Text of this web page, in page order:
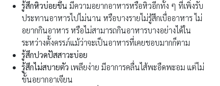
รู้สึกหิวบ่อยขึ้น มีความอยากอาหารหรือหิวอีกทั้ง ๆ ที่เพิ่งรับ
ประทานอาหารไปไม่นาน หรือบางรายไม่รู้สึกเบื่ออาหาร ไม่
อยากกินอาหาร หรือไม่สามารถกินอาหารบางอย่างได้ใน
ระหว่างตั้งครรภ์แม้ว่าจะเป็นอาหารที่เคยชอบมากก็ตาม
รู้สึกปวดปัสสาวะบ่อย
รู้สึกไม่สบายตัว เพลียง่าย มีอาการคลื่นไส้พะอืดพะอม แต่ไม่
ขั้นอยากอาเจียน